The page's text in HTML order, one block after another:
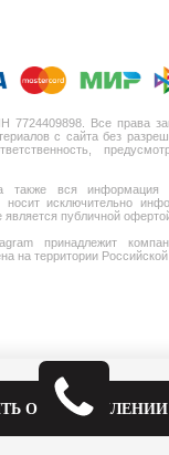
О ПОСТУПЛЕНИИ
Все права
с сайта без
а также вся
исключительно
является публичной
принадлежит
на территории